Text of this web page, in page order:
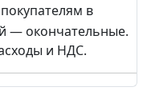
в
— окончательные.
и НДС.